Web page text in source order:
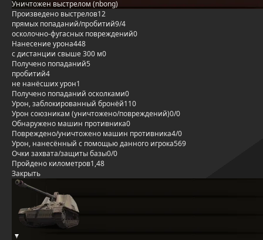
Уничтожен выстрелом (nbong)
Произведено выстрелов12
прямых попаданий/пробитий9/4
осколочно-фугасных повреждений0
Нанесение урона448
с дистанции свыше 300 м0
Получено попаданий5
пробитий4
не нанёсших урон1
Получено попаданий осколками0
Урон, заблокированный бронёй110
Урон союзникам (уничтожено/повреждений)0/0
Обнаружено машин противника0
Повреждено/уничтожено машин противника4/0
Урон, нанесённый с помощью данного игрока569
Очки захвата/защиты базы0/0
Пройдено километров1,48
Закрыть